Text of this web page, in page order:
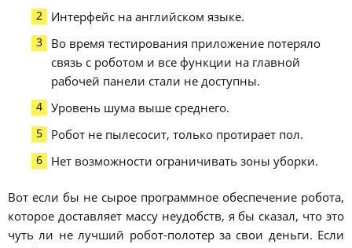
Интерфейс на английском языке.
Во время тестирования приложение потеряло
связь с роботом и все функции на главной
рабочей панели стали не доступны.
Уровень шума выше среднего.
Робот не пылесосит, только протирает пол.
Нет возможности ограничивать зоны уборки.
Вот если бы не сырое программное обеспечение робота,
которое доставляет массу неудобств, я бы сказал, что это
чуть ли не лучший робот-полотер за свои деньги. Если